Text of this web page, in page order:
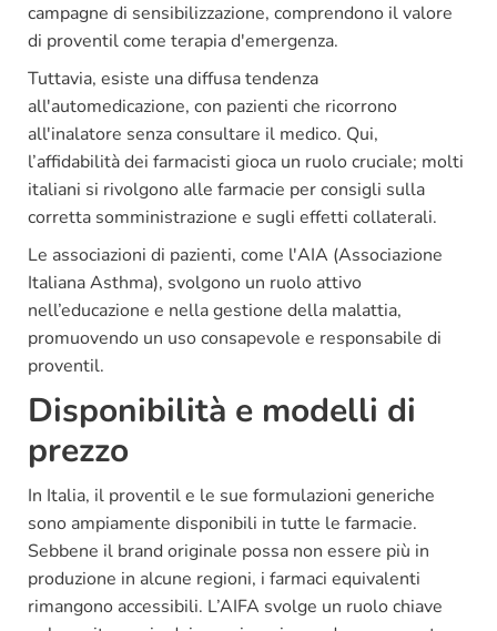
campagne di sensibilizzazione, comprendono il valore
di proventil come terapia d'emergenza.
Tuttavia, esiste una diffusa tendenza
all'automedicazione, con pazienti che ricorrono
all'inalatore senza consultare il medico. Qui,
l’affidabilità dei farmacisti gioca un ruolo cruciale; molti
italiani si rivolgono alle farmacie per consigli sulla
corretta somministrazione e sugli effetti collaterali.
Le associazioni di pazienti, come l'AIA (Associazione
Italiana Asthma), svolgono un ruolo attivo
nell’educazione e nella gestione della malattia,
promuovendo un uso consapevole e responsabile di
proventil.
Disponibilità e modelli di
prezzo
In Italia, il proventil e le sue formulazioni generiche
sono ampiamente disponibili in tutte le farmacie.
Sebbene il brand originale possa non essere più in
produzione in alcune regioni, i farmaci equivalenti
rimangono accessibili. L’AIFA svolge un ruolo chiave